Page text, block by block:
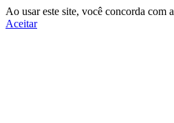
Ao usar este site, você concorda com a
Aceitar